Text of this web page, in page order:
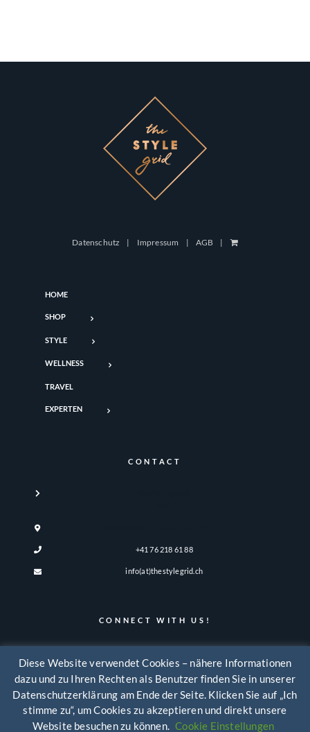
Datenschutz Impressum AGB
HOME
SHOP
STYLE
WELLNESS
TRAVEL
EXPERTEN
CONTACT
+41 76 218 61 88
info(at)thestylegrid.ch
CONNECT WITH US!
Diese Website verwendet Cookies – nähere Informationen
dazu und zu Ihren Rechten als Benutzer finden Sie in unserer
Datenschutzerklärung am Ende der Seite. Klicken Sie auf „Ich
stimme zu“, um Cookies zu akzeptieren und direkt unsere
Website besuchen zu können. Cookie Einstellungen